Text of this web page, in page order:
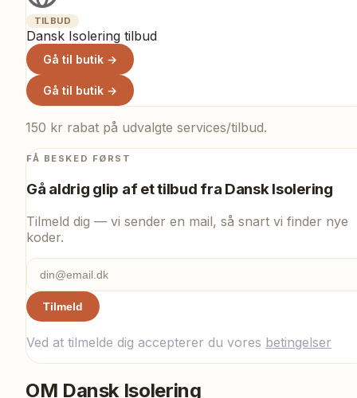
TILBUD
Dansk Isolering tilbud
Gå til butik →
Gå til butik →
150 kr rabat på udvalgte services/tilbud.
FÅ BESKED FØRST
Gå aldrig glip af et tilbud fra Dansk Isolering
Tilmeld dig — vi sender en mail, så snart vi finder nye
koder.
Tilmeld
Ved at tilmelde dig accepterer du vores betingelser
OM Dansk Isolering